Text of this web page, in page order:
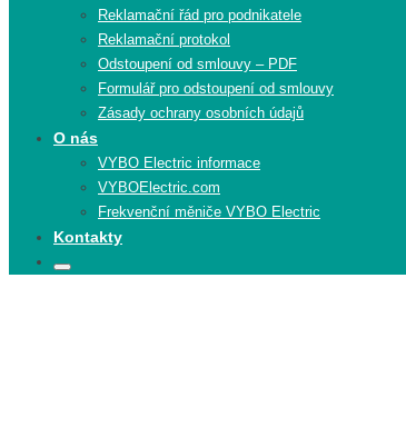
Reklamační řád pro podnikatele
Reklamační protokol
Odstoupení od smlouvy – PDF
Formulář pro odstoupení od smlouvy
Zásady ochrany osobních údajů
O nás
VYBO Electric informace
VYBOElectric.com
Frekvenční měniče VYBO Electric
Kontakty
Search
Search